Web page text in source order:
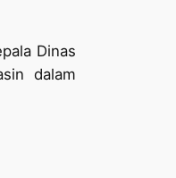
Dinas
dalam